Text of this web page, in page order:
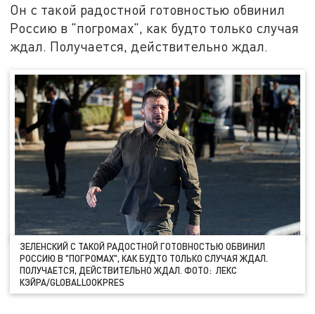
Он с такой радостной готовностью обвинил
Россию в "погромах", как будто только случая
ждал. Получается, действительно ждал.
ЗЕЛЕНСКИЙ С ТАКОЙ РАДОСТНОЙ ГОТОВНОСТЬЮ ОБВИНИЛ
РОССИЮ В "ПОГРОМАХ", КАК БУДТО ТОЛЬКО СЛУЧАЯ ЖДАЛ.
ПОЛУЧАЕТСЯ, ДЕЙСТВИТЕЛЬНО ЖДАЛ. ФОТО: ЛЕКС
КЭЙРА/GLOBALLOOKPRES